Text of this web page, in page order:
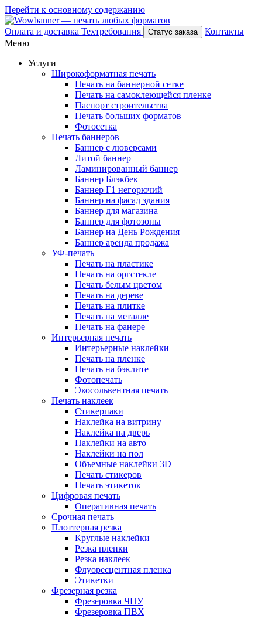
Перейти к основному содержанию
Оплата и доставка Техтребования Статус заказа
Контакты
Меню
Услуги
Широкоформатная печать
Печать на баннерной сетке
Печать на самоклеющейся пленке
Паспорт строительства
Печать больших форматов
Фотосетка
Печать баннеров
Баннер с люверсами
Литой баннер
Ламинированный баннер
Баннер Блэкбек
Баннер Г1 негорючий
Баннер на фасад здания
Баннер для магазина
Баннер для фотозоны
Баннер на День Рождения
Баннер аренда продажа
УФ-печать
Печать на пластике
Печать на оргстекле
Печать белым цветом
Печать на дереве
Печать на плитке
Печать на металле
Печать на фанере
Интерьерная печать
Интерьерные наклейки
Печать на пленке
Печать на бэклите
Фотопечать
Экосольвентная печать
Печать наклеек
Стикерпаки
Наклейка на витрину
Наклейка на дверь
Наклейки на авто
Наклейки на пол
Объемные наклейки 3D
Печать стикеров
Печать этикеток
Цифровая печать
Оперативная печать
Срочная печать
Плоттерная резка
Круглые наклейки
Резка пленки
Резка наклеек
Флуоресцентная пленка
Этикетки
Фрезерная резка
Фрезеровка ЧПУ
Фрезеровка ПВХ